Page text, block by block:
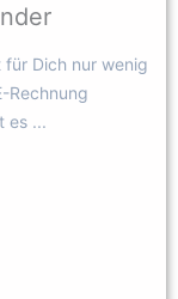
für Dich nur wenig
Rechnung
es ...